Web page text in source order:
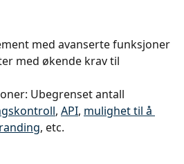
med avanserte funksjoner
med økende krav til
Ubegrenset antall
, API, mulighet til å
, etc.